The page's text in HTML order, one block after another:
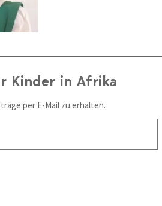
Kinder in Afrika
per E-Mail zu erhalten.